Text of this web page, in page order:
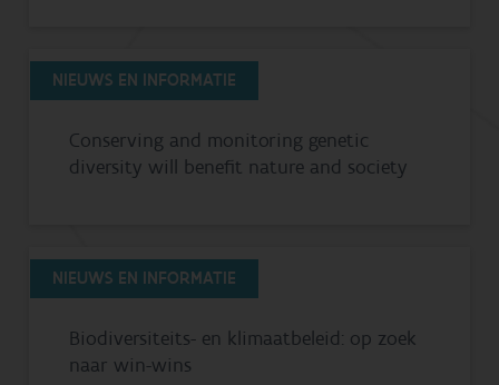
NIEUWS EN INFORMATIE
Conserving and monitoring genetic
diversity will benefit nature and society
NIEUWS EN INFORMATIE
Biodiversiteits- en klimaatbeleid: op zoek
naar win-wins